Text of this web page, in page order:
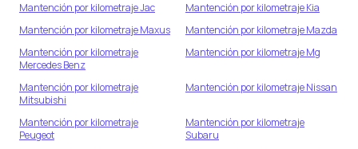
Mantención por kilometrajeJac Mantención por kilometrajeKia
Mantención por kilometrajeMaxus Mantención por kilometrajeMazda
Mantención por kilometraje
Mercedes Benz
Mantención por kilometrajeMg
Mantención por kilometraje
Mitsubishi
Mantención por kilometrajeNissan
Mantención por kilometraje
Peugeot
Mantención por kilometraje
Subaru